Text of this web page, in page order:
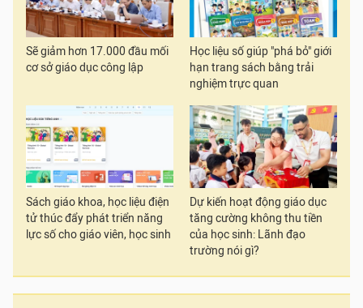
Sẽ giảm hơn 17.000 đầu mối
cơ sở giáo dục công lập
Học liệu số giúp "phá bỏ" giới
hạn trang sách bằng trải
nghiệm trực quan
Sách giáo khoa, học liệu điện
tử thúc đẩy phát triển năng
lực số cho giáo viên, học sinh
Dự kiến hoạt động giáo dục
tăng cường không thu tiền
của học sinh: Lãnh đạo
trường nói gì?